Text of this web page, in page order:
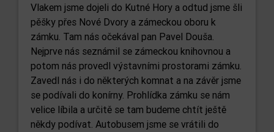
Vlakem jsme dojeli do Kutné Hory a odtud jsme šli
pěšky přes Nové Dvory a zámeckou oboru k
zámku. Tam nás očekával pan Pavel Douša.
Nejprve nás seznámil se zámeckou knihovnou a
potom nás provedl výstavními prostorami zámku.
Zavedl nás i do některých komnat a na závěr jsme
se podívali do konírny. Prohlídka zámku se nám
velice líbila a určitě se tam budeme chtít ještě
někdy podívat. Autobusem jsme se vrátili do